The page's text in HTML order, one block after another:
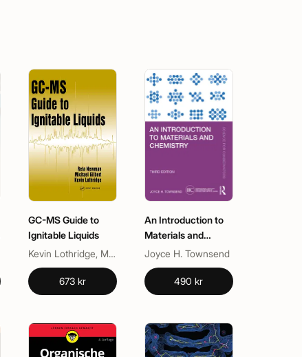
GC-MS Guide to
Ignitable Liquids
Kevin Lothridge, Michael W. Gilbert, Reta Newman
673 kr
An Introduction to
Materials and
Chemistry
Joyce H. Townsend
490 kr